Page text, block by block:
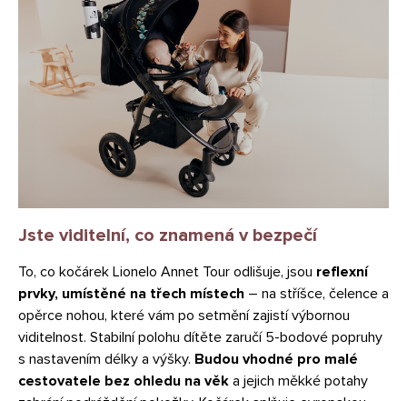
Jste viditelní, co znamená v bezpečí
To, co kočárek Lionelo Annet Tour odlišuje, jsou reflexní
prvky, umístěné na třech místech – na stříšce, čelence a
opěrce nohou, které vám po setmění zajistí výbornou
viditelnost. Stabilní polohu dítěte zaručí 5-bodové popruhy
s nastavením délky a výšky. Budou vhodné pro malé
cestovatele bez ohledu na věk a jejich měkké potahy